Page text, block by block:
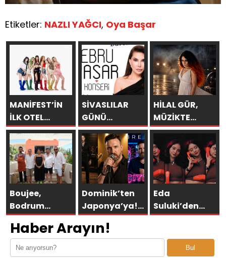
Etiketler: NAZLI YAĞCI, Oya Başar
MANİFEST’İN
İLK OTEL
KONSERİ 7
AĞUSTOS’TA
ANTALYA’DA
SİVASLILAR
GÜNÜ
KUTLAMALARINDA
EBRU YAŞAR
RÜZGARI
ESECEK!
HİLAL GÜR,
MÜZİKTE
YARAYI
Boujee,
Bodrum
Asarlık’ta Gün
Batımının En
Şık Adresi
Oldu
Dominik’ten
Japonya’ya!
Bremen’in
“ÇITLAT”ı 30’a
Eda
Suluki’den
Yeni Tekli:
Sorular”
Haber Arayın!
Bul